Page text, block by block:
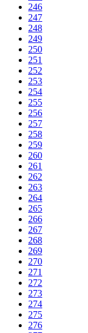
246
247
248
249
250
251
252
253
254
255
256
257
258
259
260
261
262
263
264
265
266
267
268
269
270
271
272
273
274
275
276